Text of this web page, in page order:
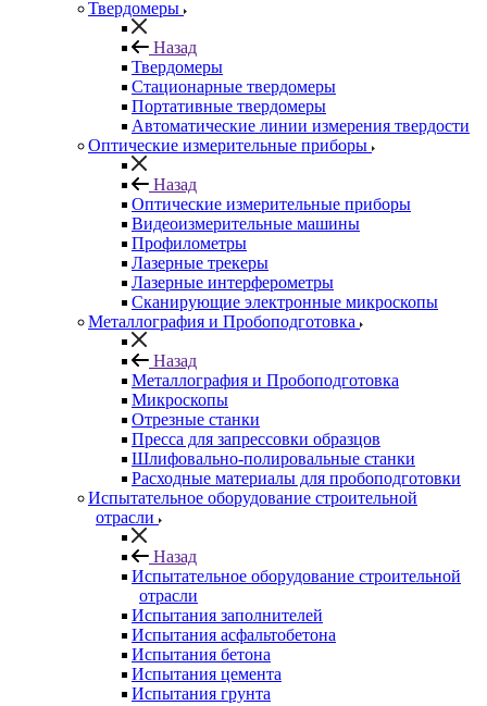
Твердомеры
Назад
Твердомеры
Стационарные твердомеры
Портативные твердомеры
Автоматические линии измерения твердости
Оптические измерительные приборы
Назад
Оптические измерительные приборы
Видеоизмерительные машины
Профилометры
Лазерные трекеры
Лазерные интерферометры
Сканирующие электронные микроскопы
Металлография и Пробоподготовка
Назад
Металлография и Пробоподготовка
Микроскопы
Отрезные станки
Пресса для запрессовки образцов
Шлифовально-полировальные станки
Расходные материалы для пробоподготовки
Испытательное оборудование строительной
отрасли
Назад
Испытательное оборудование строительной
отрасли
Испытания заполнителей
Испытания асфальтобетона
Испытания бетона
Испытания цемента
Испытания грунта